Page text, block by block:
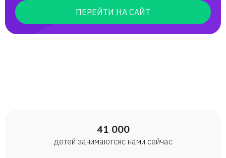
ПЕРЕЙТИ НА САЙТ
41 000
детей занимаются с нами сейчас